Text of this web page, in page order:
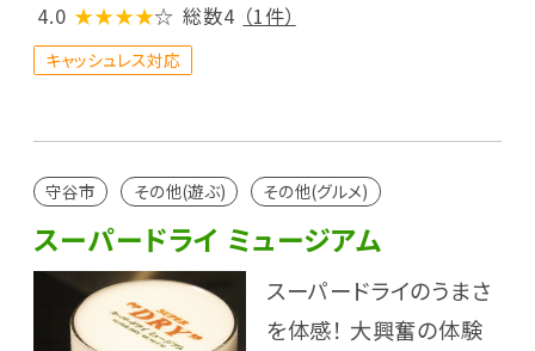
4.0 ★★★★☆ 総数4 （1件）
キャッシュレス対応
守谷市 その他(遊ぶ) その他(グルメ)
スーパードライ ミュージアム
スーパードライのうまさ
を体感！ 大興奮の体験